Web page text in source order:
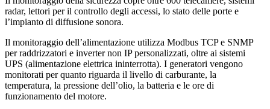
radar, lettori per il controllo degli accessi, lo stato delle porte e
l’impianto di diffusione sonora.
Il monitoraggio dell’alimentazione utilizza Modbus TCP e SNMP
per raddrizzatori e inverter non IP personalizzati, oltre ai sistemi
UPS (alimentazione elettrica ininterrotta). I generatori vengono
monitorati per quanto riguarda il livello di carburante, la
temperatura, la pressione dell’olio, la batteria e le ore di
funzionamento del motore.